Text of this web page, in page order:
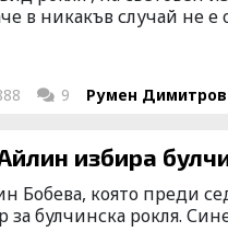
в никакъв случай не е
9 Румен Димитров
избира
Бобева, която преди
за булчинска рокля.